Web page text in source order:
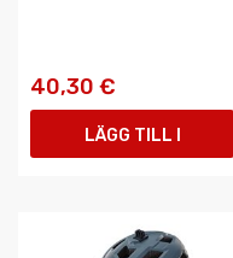
40,30 €
LÄGG TILL I